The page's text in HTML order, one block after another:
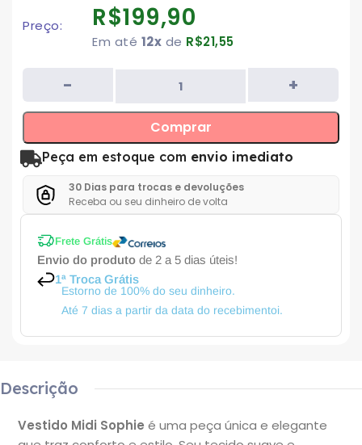
Preço: R$199,90
Em até 12x de R$21,55
Comprar
Peça em estoque com envio imediato
30 Dias para trocas e devoluções
Receba ou seu dinheiro de volta
Frete Grátis
Envio do produto de 2 a 5 dias úteis!
1ª Troca Grátis
Estorno de 100% do seu dinheiro.
Até 7 dias a partir da data do recebimentoi.
Descrição
Vestido Midi Sophie é uma peça única e elegante